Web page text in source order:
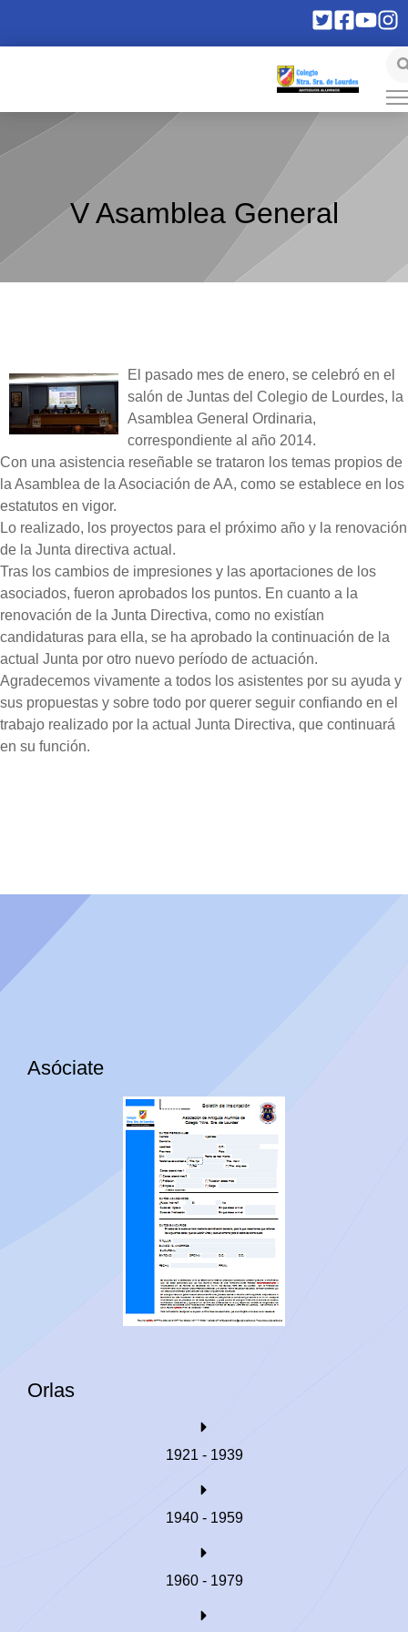
V Asamblea General
El pasado mes de enero, se celebró en el
salón de Juntas del Colegio de Lourdes, la
Asamblea General Ordinaria,
correspondiente al año 2014.
Con una asistencia reseñable se trataron los temas propios de
la Asamblea de la Asociación de AA, como se establece en los
estatutos en vigor.
Lo realizado, los proyectos para el próximo año y la renovación
de la Junta directiva actual.
Tras los cambios de impresiones y las aportaciones de los
asociados, fueron aprobados los puntos. En cuanto a la
renovación de la Junta Directiva, como no existían
candidaturas para ella, se ha aprobado la continuación de la
actual Junta por otro nuevo período de actuación.
Agradecemos vivamente a todos los asistentes por su ayuda y
sus propuestas y sobre todo por querer seguir confiando en el
trabajo realizado por la actual Junta Directiva, que continuará
en su función.
Asóciate
Orlas
1921 - 1939
1940 - 1959
1960 - 1979